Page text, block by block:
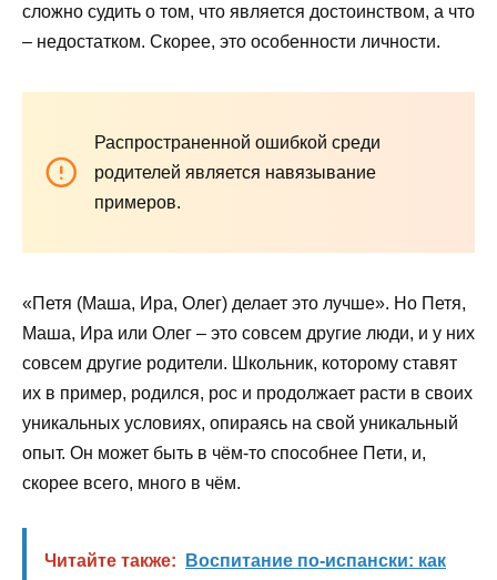
сложно судить о том, что является достоинством, а что
– недостатком. Скорее, это особенности личности.
Распространенной ошибкой среди
родителей является навязывание
примеров.
«Петя (Маша, Ира, Олег) делает это лучше». Но Петя,
Маша, Ира или Олег – это совсем другие люди, и у них
совсем другие родители. Школьник, которому ставят
их в пример, родился, рос и продолжает расти в своих
уникальных условиях, опираясь на свой уникальный
опыт. Он может быть в чём-то способнее Пети, и,
скорее всего, много в чём.
Читайте также:
Воспитание по-испански: как